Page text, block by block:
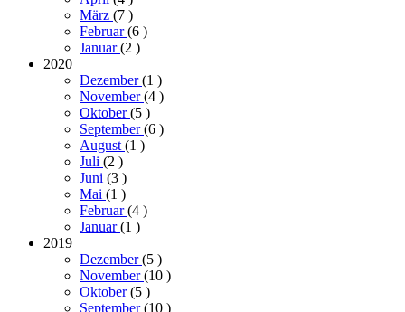
März (7 )
Februar(6 )
Januar(2 )
2020
Dezember(1 )
November(4 )
Oktober(5 )
September(6 )
August(1 )
Juli (2 )
Juni (3 )
Mai (1 )
Februar(4 )
Januar(1 )
2019
Dezember(5 )
November(10 )
Oktober(5 )
September(10 )